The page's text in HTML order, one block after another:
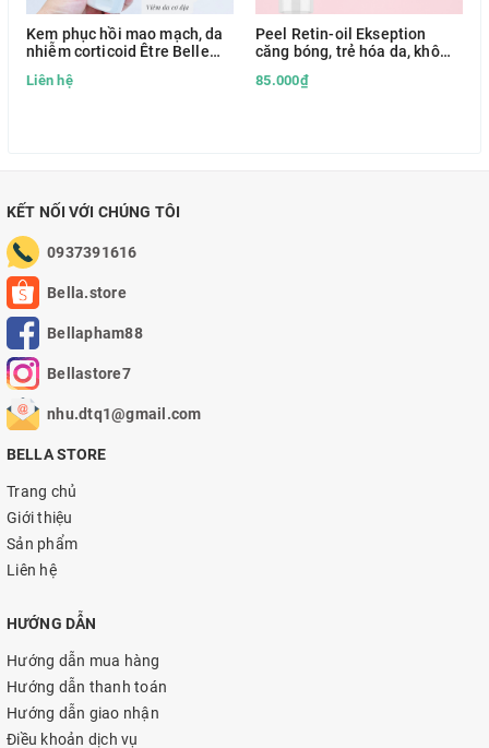
Kem phục hồi mao mạch, da
nhiễm corticoid Être Belle
Liên hệ
Peel Retin-oil Ekseption
căng bóng, trẻ hóa da, khô
85.000₫
KẾT NỐI VỚI CHÚNG TÔI
0937391616
Bella.store
Bellapham88
Bellastore7
nhu.dtq1@gmail.com
BELLA STORE
Trang chủ
Giới thiệu
Sản phẩm
Liên hệ
HƯỚNG DẪN
Hướng dẫn mua hàng
Hướng dẫn thanh toán
Hướng dẫn giao nhận
Điều khoản dịch vụ